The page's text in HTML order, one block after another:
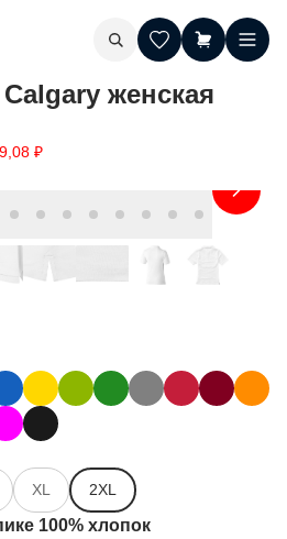
женская
₽
XL 2XL
100% хлопок